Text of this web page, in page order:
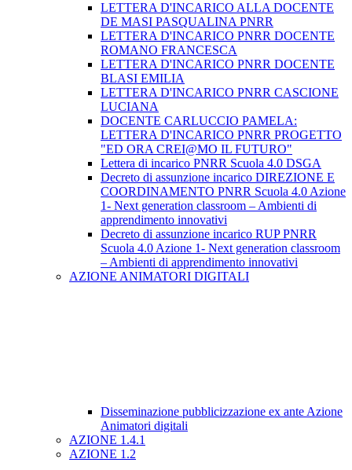
LETTERA D'INCARICO ALLA DOCENTE
DE MASI PASQUALINA PNRR
LETTERA D'INCARICO PNRR DOCENTE
ROMANO FRANCESCA
LETTERA D'INCARICO PNRR DOCENTE
BLASI EMILIA
LETTERA D'INCARICO PNRR CASCIONE
LUCIANA
DOCENTE CARLUCCIO PAMELA:
LETTERA D'INCARICO PNRR PROGETTO
"ED ORA CREI@MO IL FUTURO"
Lettera di incarico PNRR Scuola 4.0 DSGA
Decreto di assunzione incarico DIREZIONE E
COORDINAMENTO PNRR Scuola 4.0 Azione
1- Next generation classroom – Ambienti di
apprendimento innovativi
Decreto di assunzione incarico RUP PNRR
Scuola 4.0 Azione 1- Next generation classroom
– Ambienti di apprendimento innovativi
AZIONE ANIMATORI DIGITALI
Disseminazione pubblicizzazione ex ante Azione
Animatori digitali
AZIONE 1.4.1
AZIONE 1.2